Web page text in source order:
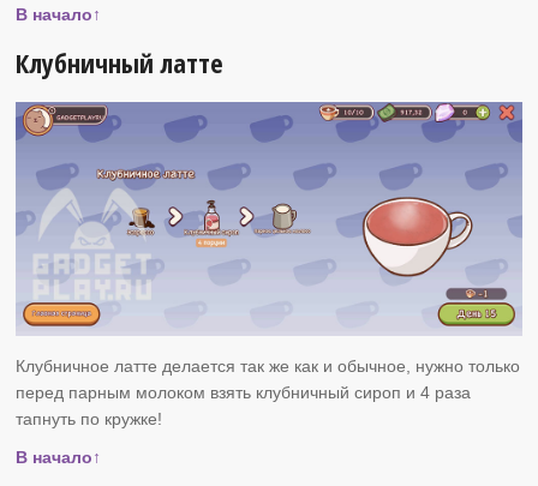
В начало↑
Клубничный латте
Клубничное латте делается так же как и обычное, нужно только
перед парным молоком взять клубничный сироп и 4 раза
тапнуть по кружке!
В начало↑